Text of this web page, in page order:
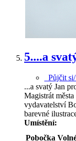
5....a
Půjčit
...a svatý Jan
Magistrát
vydavatelství
barevné
Umístění:
Pobočka